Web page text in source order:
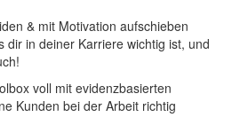
& mit Motivation aufschieben
dir in deiner Karriere wichtig ist, und
voll mit evidenzbasierten
Kunden bei der Arbeit richtig